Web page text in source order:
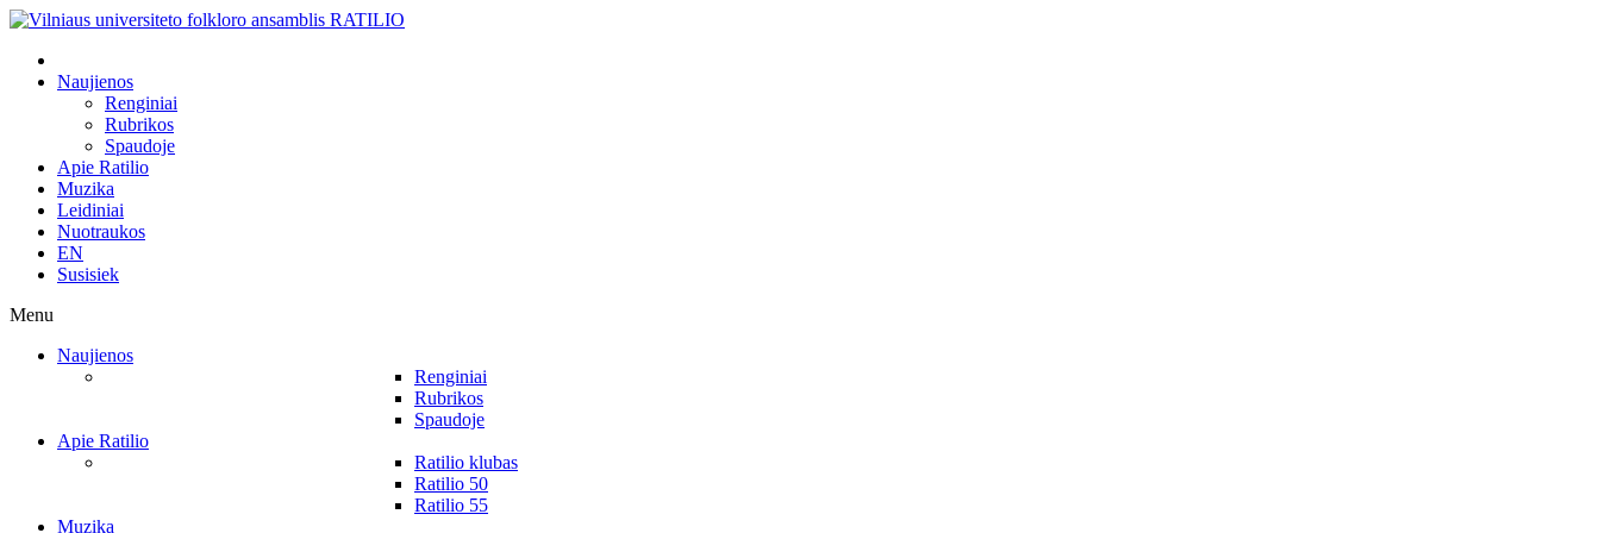
Naujienos
Renginiai
Rubrikos
Spaudoje
Apie Ratilio
Muzika
Leidiniai
Nuotraukos
EN
Susisiek
Menu
Naujienos
Renginiai
Rubrikos
Spaudoje
Apie Ratilio
Ratilio klubas
Ratilio 50
Ratilio 55
Muzika